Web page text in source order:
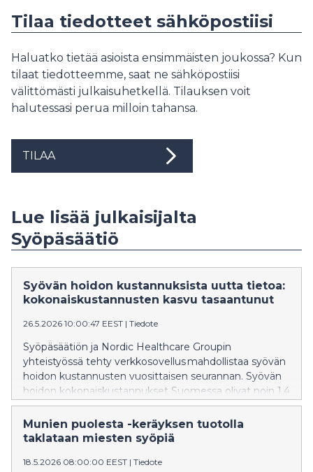
Tilaa tiedotteet sähköpostiisi
Haluatko tietää asioista ensimmäisten joukossa? Kun
tilaat tiedotteemme, saat ne sähköpostiisi
välittömästi julkaisuhetkellä. Tilauksen voit
halutessasi perua milloin tahansa.
TILAA
Lue lisää julkaisijalta
Syöpäsäätiö
Syövän hoidon kustannuksista uutta tietoa:
kokonaiskustannusten kasvu tasaantunut
26.5.2026 10:00:47 EEST | Tiedote
Syöpäsäätiön ja Nordic Healthcare Groupin
yhteistyössä tehty verkkosovellus mahdollistaa syövän
hoidon kustannusten vuosittaisen seurannan. Syövän
hoidon kokonaiskustannukset Suomessa olivat noin 1,4
mrd euroa vuonna 2024.
Munien puolesta -keräyksen tuotolla
taklataan miesten syöpiä
18.5.2026 08:00:00 EEST | Tiedote